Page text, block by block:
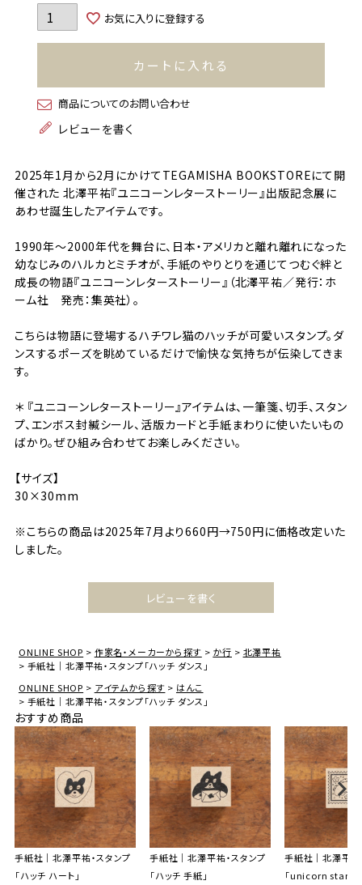
お気に入りに登録する
カートに入れる
商品についてのお問い合わせ
レビューを書く
2025年1月から2月にかけてTEGAMISHA BOOKSTOREにて開
催された 北澤平祐『ユニコーンレターストーリー』出版記念展に
あわせ誕生したアイテムです。
1990年～2000年代を舞台に、日本・アメリカと離れ離れになった
幼なじみのハルカとミチオが、手紙のやりとりを通じてつむぐ絆と
成長の物語『ユニコーンレターストーリー』（北澤平祐／発行：ホ
ーム社 発売：集英社）。
こちらは物語に登場するハチワレ猫のハッチが可愛いスタンプ。ダ
ンスするポーズを眺めているだけで愉快な気持ちが伝染してきま
す。
＊ 『ユニコーンレターストーリー』アイテムは、一筆箋、切手、スタン
プ、エンボス封緘シール、活版カードと手紙まわりに使いたいもの
ばかり。ぜひ組み合わせてお楽しみください。
【サイズ】
30×30mm
※こちらの商品は2025年7月より660円→750円に価格改定いた
しました。
レビューを書く
ONLINE SHOP 作家名・メーカーから探す か行
北澤平祐
手紙社｜北澤平祐・スタンプ「ハッチ ダンス」
ONLINE SHOP
アイテムから探す
はんこ
手紙社｜北澤平祐・スタンプ「ハッチ ダンス」
おすすめ商品
手紙社｜北澤平祐・スタンプ
「ハッチ ハート」
手紙社｜北澤平祐・スタンプ
「ハッチ 手紙」
手紙社｜北澤平祐
「unicorn stamp